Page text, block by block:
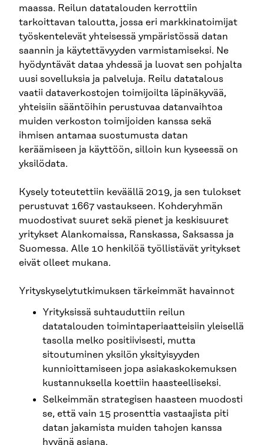
maassa. Reilun datatalouden kerrottiin
tarkoittavan taloutta, jossa eri markkinatoimijat
työskentelevät yhteisessä ympäristössä datan
saannin ja käytettävyyden varmistamiseksi. Ne
hyödyntävät dataa yhdessä ja luovat sen pohjalta
uusi sovelluksia ja palveluja. Reilu datatalous
vaatii dataverkostojen toimijoilta läpinäkyvää,
yhteisiin sääntöihin perustuvaa datanvaihtoa
muiden verkoston toimijoiden kanssa sekä
ihmisen antamaa suostumusta datan
keräämiseen ja käyttöön, silloin kun kyseessä on
yksilödata.
Kysely toteutettiin keväällä 2019, ja sen tulokset
perustuvat 1667 vastaukseen. Kohderyhmän
muodostivat suuret sekä pienet ja keskisuuret
yritykset Alankomaissa, Ranskassa, Saksassa ja
Suomessa. Alle 10 henkilöä työllistävät yritykset
eivät olleet mukana.
Yrityskyselytutkimuksen tärkeimmät havainnot
Yrityksissä suhtauduttiin reilun
datatalouden toimintaperiaatteisiin yleisellä
tasolla melko positiivisesti, mutta
sitoutuminen yksilön yksityisyyden
kunnioittamiseen jopa asiakaskokemuksen
kustannuksella koettiin haasteelliseksi.
Selkeimmän strategisen haasteen muodosti
se, että vain 15 prosenttia vastaajista piti
datan jakamista muiden tahojen kanssa
hyvänä asiana.